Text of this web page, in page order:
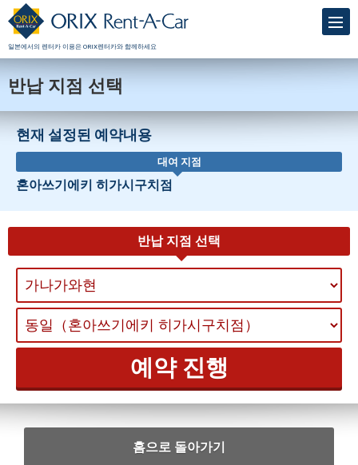
일본에서의 렌터카 이용은 ORIX렌터카와 함께하세요
반납 지점 선택
현재 설정된 예약내용
대여 지점
혼아쓰기에키 히가시구치점
반납 지점 선택
홈으로 돌아가기